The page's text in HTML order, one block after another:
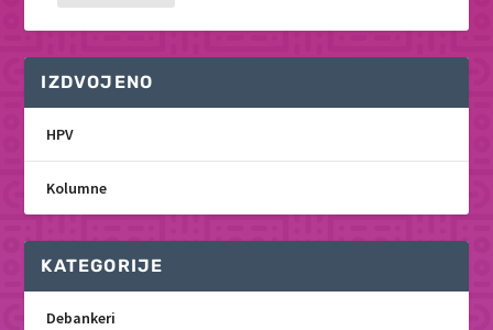
IZDVOJENO
HPV
Kolumne
KATEGORIJE
Debankeri